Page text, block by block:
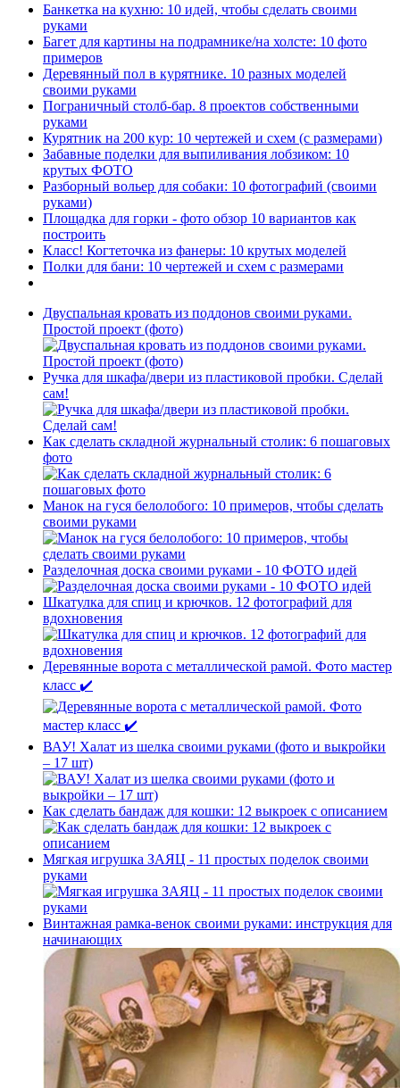
Банкетка на кухню: 10 идей, чтобы сделать своими
руками
Багет для картины на подрамнике/на холсте: 10 фото
примеров
Деревянный пол в курятнике. 10 разных моделей
своими руками
Пограничный столб-бар. 8 проектов собственными
руками
Курятник на 200 кур: 10 чертежей и схем (с размерами)
Забавные поделки для выпиливания лобзиком: 10
крутых ФОТО
Разборный вольер для собаки: 10 фотографий (своими
руками)
Площадка для горки - фото обзор 10 вариантов как
построить
Класс! Когтеточка из фанеры: 10 крутых моделей
Полки для бани: 10 чертежей и схем с размерами
Двуспальная кровать из поддонов своими руками.
Простой проект (фото)
Ручка для шкафа/двери из пластиковой пробки. Сделай
сам!
Как сделать складной журнальный столик: 6 пошаговых
фото
Манок на гуся белолобого: 10 примеров, чтобы сделать
своими руками
Разделочная доска своими руками - 10 ФОТО идей
Шкатулка для спиц и крючков. 12 фотографий для
вдохновения
Деревянные ворота с металлической рамой. Фото мастер
класс ✔️
ВАУ! Халат из шелка своими руками (фото и выкройки
– 17 шт)
Как сделать бандаж для кошки: 12 выкроек с описанием
Мягкая игрушка ЗАЯЦ - 11 простых поделок своими
руками
Винтажная рамка-венок своими руками: инструкция для
начинающих